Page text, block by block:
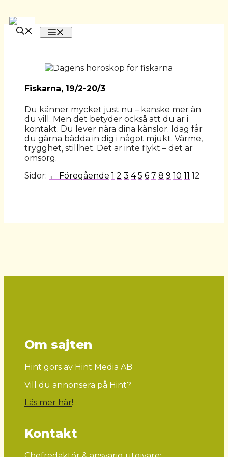
till
innehåll
MENY
Fiskarna, 19/2-20/3
Du känner mycket just nu – kanske mer än
du vill. Men det betyder också att du är i
kontakt. Du lever nära dina känslor. Idag får
du gärna bädda in dig i något mjukt. Värme,
trygghet, stillhet. Det är inte flykt – det är
omsorg.
Sidor: ← Föregående 1 2 3 4 5 6 7 8 9 10 11 12
Om sajten
Hint görs av Hint Media AB
Vill du annonsera på Hint?
Läs mer här!
Kontakt